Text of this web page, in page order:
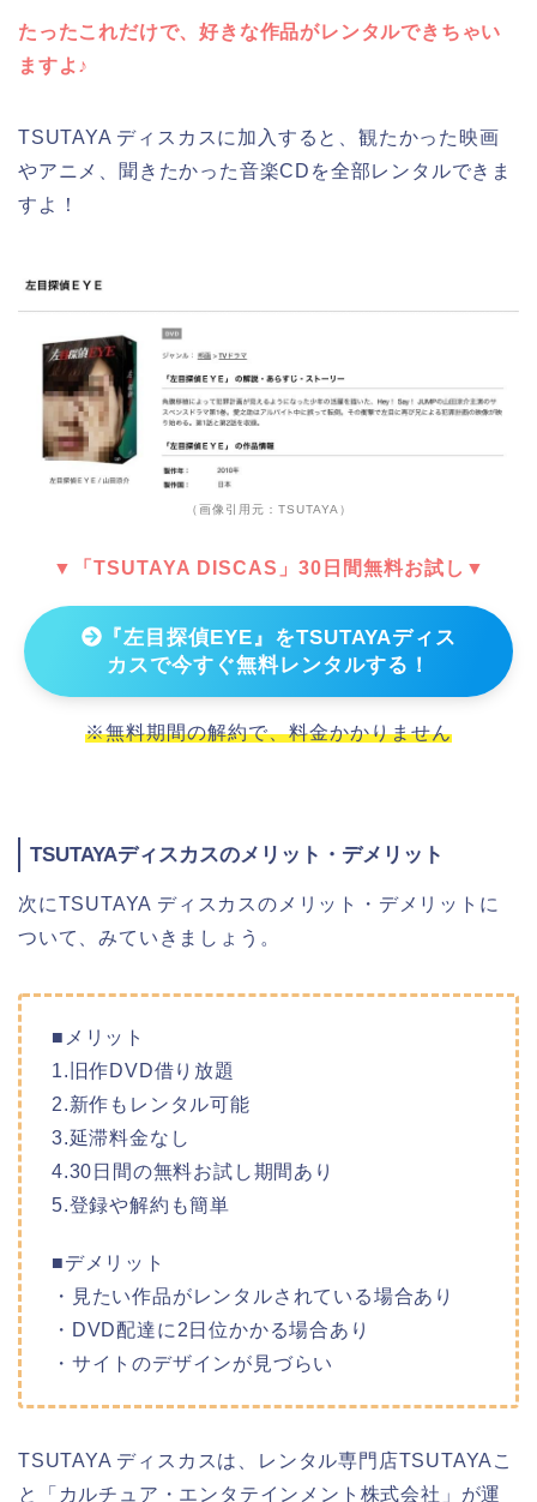
たったこれだけで、好きな作品がレンタルできちゃい
ますよ♪
TSUTAYA ディスカスに加入すると、観たかった映画
やアニメ、聞きたかった音楽CDを全部レンタルできま
すよ！
（画像引用元：TSUTAYA）
▼「TSUTAYA DISCAS」30日間無料お試し▼
『左目探偵EYE』をTSUTAYAディス
カスで今すぐ無料レンタルする！
※無料期間の解約で、料金かかりません
TSUTAYAディスカスのメリット・デメリット
次にTSUTAYA ディスカスのメリット・デメリットに
ついて、みていきましょう。
■メリット
1.旧作DVD借り放題
2.新作もレンタル可能
3.延滞料金なし
4.30日間の無料お試し期間あり
5.登録や解約も簡単
■デメリット
・見たい作品がレンタルされている場合あり
・DVD配達に2日位かかる場合あり
・サイトのデザインが見づらい
TSUTAYA ディスカスは、レンタル専門店TSUTAYAこ
と「カルチュア・エンタテインメント株式会社」が運